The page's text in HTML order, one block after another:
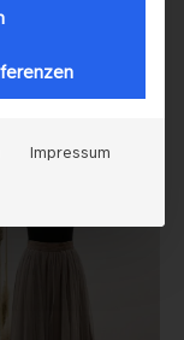
BRIDAL
Impressum